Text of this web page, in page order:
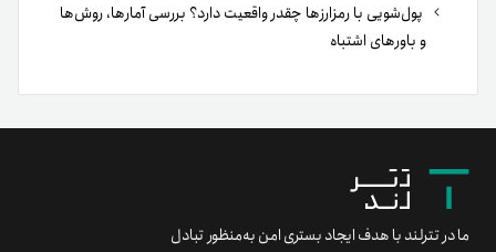
پول‌شویی با رمزارزها چقدر واقعیت دارد؟ بررسی آمارها، روش‌ها
و باورهای اشتباه
ما در تترلند با هدف ایجاد بستری امن به‌منظور تبادل